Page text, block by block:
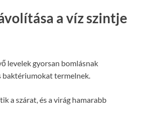
a víz szintje
levelek gyorsan bomlásnak
baktériumokat termelnek.
a szárat, és a virág hamarabb